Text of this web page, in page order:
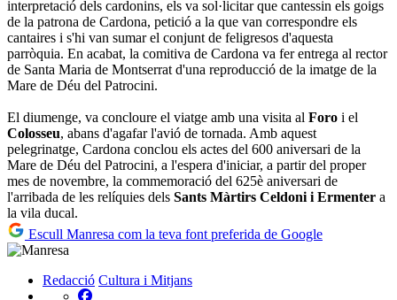
interpretació dels cardonins, els va sol·licitar que cantessin els goigs
de la patrona de Cardona, petició a la que van correspondre els
cantaires i s'hi van sumar el conjunt de feligresos d'aquesta
parròquia. En acabat, la comitiva de Cardona va fer entrega al rector
de Santa Maria de Montserrat d'una reproducció de la imatge de la
Mare de Déu del Patrocini.
El diumenge, va concloure el viatge amb una visita al Foro i el
Colosseu, abans d'agafar l'avió de tornada. Amb aquest
pelegrinatge, Cardona conclou els actes del 600 aniversari de la
Mare de Déu del Patrocini, a l'espera d'iniciar, a partir del proper
mes de novembre, la commemoració del 625è aniversari de
l'arribada de les relíquies dels Sants Màrtirs Celdoni i Ermenter a
la vila ducal.
Escull Manresa com la teva font preferida de Google
Redacció Cultura i Mitjans